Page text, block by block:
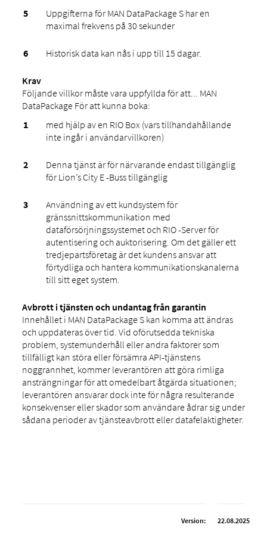
Uppgifterna för MAN DataPackage S har en
maximal frekvens på 30 sekunder
Historisk data kan nås i upp till 15 dagar.
Krav
Följande villkor måste vara uppfyllda för att... MAN
DataPackage För att kunna boka:
med hjälp av en RIO Box (vars tillhandahållande
inte ingår i användarvillkoren)
Denna tjänst är för närvarande endast tillgänglig
för Lion’s City E -Buss tillgänglig
Användning av ett kundsystem för
gränssnittskommunikation med
dataförsörjningssystemet och RIO -Server för
autentisering och auktorisering. Om det gäller ett
tredjepartsföretag är det kundens ansvar att
förtydliga och hantera kommunikationskanalerna
till sitt eget system.
Avbrott i tjänsten och undantag från garantin
Innehållet i MAN DataPackage S kan komma att ändras
och uppdateras över tid. Vid oförutsedda tekniska
problem, systemunderhåll eller andra faktorer som
tillfälligt kan störa eller försämra API-tjänstens
noggrannhet, kommer leverantören att göra rimliga
ansträngningar för att omedelbart åtgärda situationen;
leverantören ansvarar dock inte för några resulterande
konsekvenser eller skador som användare ådrar sig under
sådana perioder av tjänsteavbrott eller datafelaktigheter.
Version: 22.08.2025